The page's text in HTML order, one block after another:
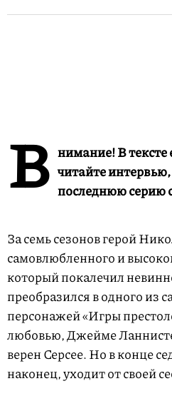
В нимание! В тексте
читайте
последнюю серию
За семь сезонов герой
самовлюбленного и
который покалечил
преобразился в одного из
персонажей «Игры
любовью, Джейме
верен Серсее. Но в конце
наконец, уходит от своей